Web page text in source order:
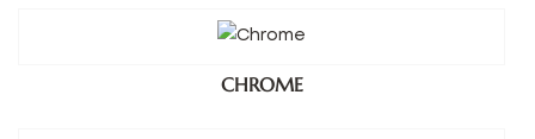
CHROME